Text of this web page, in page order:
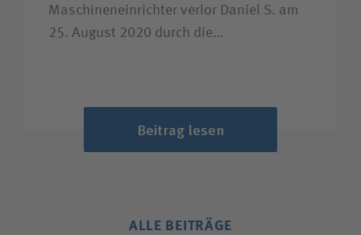
Maschineneinrichter verlor Daniel S. am
25. August 2020 durch die…
Beitrag lesen
ALLE BEITRÄGE